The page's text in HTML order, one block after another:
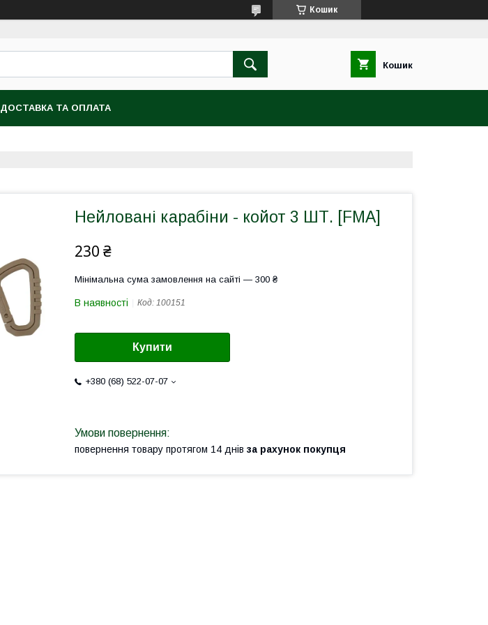
Кошик
Кошик
ДОСТАВКА ТА ОПЛАТА
Нейловані карабіни - койот 3 ШТ. [FMA]
230 ₴
Мінімальна сума замовлення на сайті — 300 ₴
В наявності Код: 100151
Купити
+380 (68) 522-07-07
повернення товару протягом 14 днів за рахунок покупця